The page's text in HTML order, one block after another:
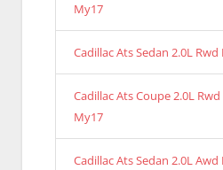
My17
Cadillac Ats Sedan 2.0L
Cadillac Ats Coupe 2.0L
My17
Cadillac Ats Sedan 2.0L